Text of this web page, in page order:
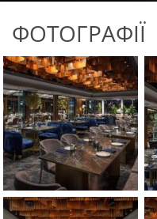
ФОТОГРАФІЇ